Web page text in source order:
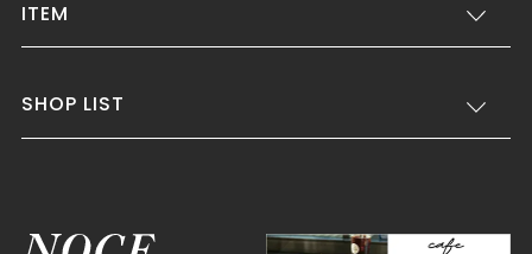
ITEM
SHOP LIST